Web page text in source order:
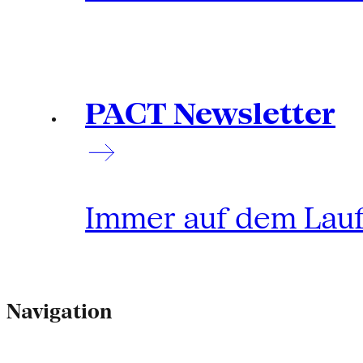
PACT Newsletter
Immer auf dem
Navigation